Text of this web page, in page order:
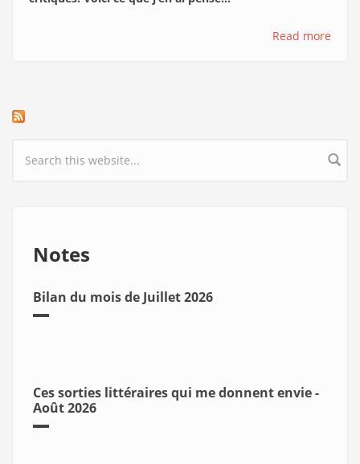
Read more
Search form
Notes
Bilan du mois de Juillet 2026
Ces sorties littéraires qui me donnent envie -
Août 2026